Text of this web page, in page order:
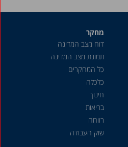
מחקר
דוח מצב המדינה
תמונת מצב המדינה
כל המחקרים
כלכלה
חינוך
בריאות
רווחה
שוק העבודה